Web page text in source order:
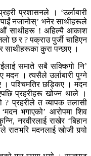
प्रशासनले । ‘उर्लाबारी
नजानोस्’ भनेर साथीहरूले
साथीहरू ! अहिल्यै आकाश
छ र ? पक्राउ पुर्जी चाहिएन
साथीहरूका कुरा पन्छाए ।
समाते सबै सक्किगो नि’
। त्यसैले उर्लाबारी पुग्ने
। पश्चिमतिर छड्किए । मदन
प्रहरीहरू खोज्न थाले ।
? प्रहरीले त व्यापक तलासी
भगाएको’ आरोपमा शिव
नरवीरलाई राखेर ‘बिहान
रातभरि मदनलाई खोजी गर्‍यो